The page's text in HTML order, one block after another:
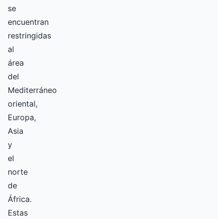
se
encuentran
restringidas
al
área
del
Mediterráneo
oriental,
Europa,
Asia
y
el
norte
de
África.
Estas